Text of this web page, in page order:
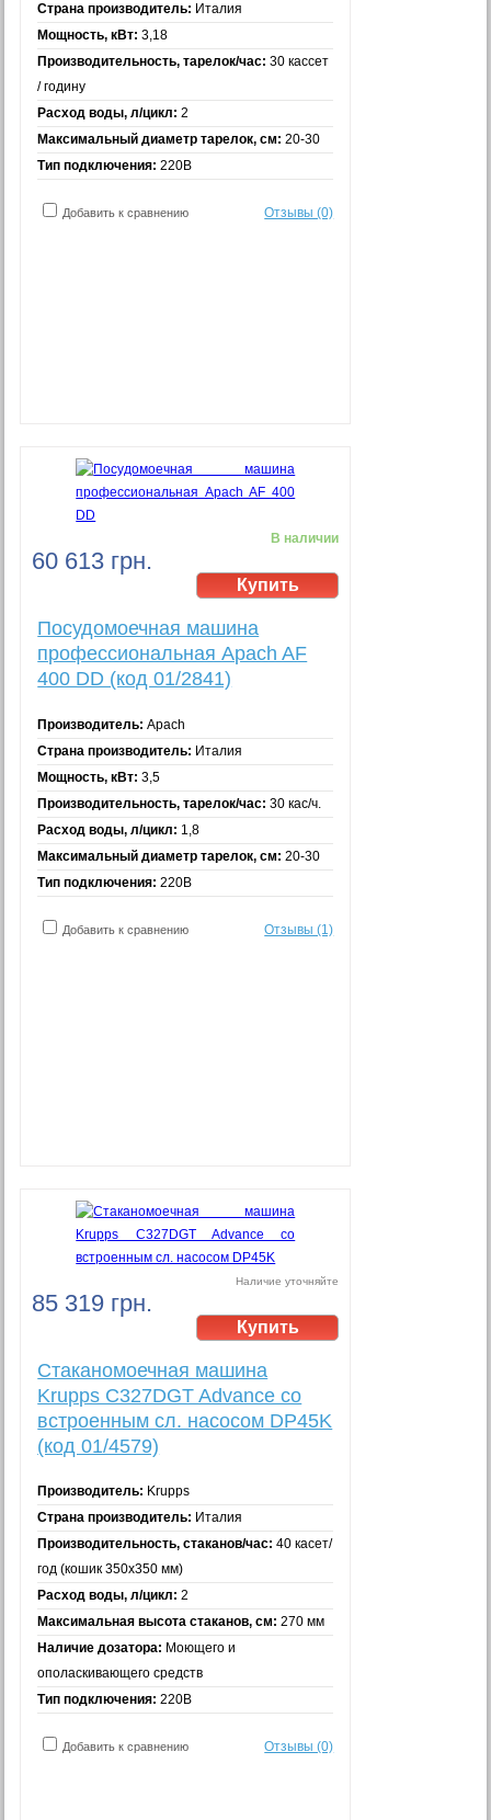
Страна производитель: Италия
Мощность, кВт: 3,18
Производительность, тарелок/час: 30 кассет
/ годину
Расход воды, л/цикл: 2
Максимальный диаметр тарелок, см: 20-30
Тип подключения: 220В
Добавить к сравнению Отзывы (0)
60 613 грн.
В наличии
Посудомоечная машина
профессиональная Apach AF
400 DD (код 01/2841)
Производитель: Apach
Страна производитель: Италия
Мощность, кВт: 3,5
Производительность, тарелок/час: 30 кас/ч.
Расход воды, л/цикл: 1,8
Максимальный диаметр тарелок, см: 20-30
Тип подключения: 220В
Добавить к сравнению Отзывы (1)
85 319 грн.
Наличие уточняйте
Стаканомоечная машина
Krupps C327DGT Advance со
встроенным сл. насосом DP45K
(код 01/4579)
Производитель: Krupps
Страна производитель: Италия
Производительность, стаканов/час: 40 касет/
год (кошик 350х350 мм)
Расход воды, л/цикл: 2
Максимальная высота стаканов, см: 270 мм
Наличие дозатора: Моющего и
ополаскивающего средств
Тип подключения: 220В
Добавить к сравнению Отзывы (0)